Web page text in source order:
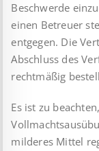
Beschwerde
einen Betreuer
entgegen. Die
Abschluss des
rechtmäßig
Es ist zu
milderes Mittel